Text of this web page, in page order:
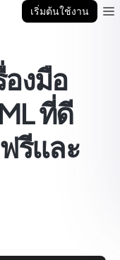
เริ่มต้นใช้งาน
งมือ
ที่ดี
รีและ